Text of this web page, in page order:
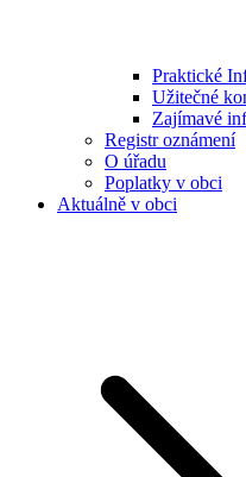
Praktické
Užitečné
Zajímavé
Registr oznámení
O úřadu
Poplatky v obci
Aktuálně v obci